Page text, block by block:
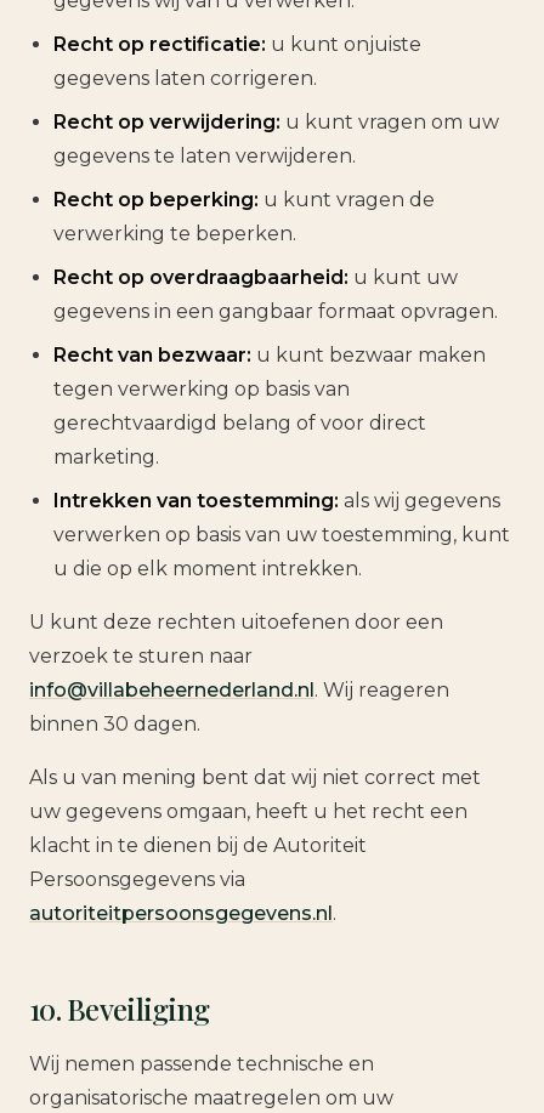
Recht op rectificatie: u kunt onjuiste
gegevens laten corrigeren.
Recht op verwijdering: u kunt vragen om uw
gegevens te laten verwijderen.
Recht op beperking: u kunt vragen de
verwerking te beperken.
Recht op overdraagbaarheid: u kunt uw
gegevens in een gangbaar formaat opvragen.
Recht van bezwaar: u kunt bezwaar maken
tegen verwerking op basis van
gerechtvaardigd belang of voor direct
marketing.
Intrekken van toestemming: als wij gegevens
verwerken op basis van uw toestemming, kunt
u die op elk moment intrekken.
U kunt deze rechten uitoefenen door een
verzoek te sturen naar
info@villabeheernederland.nl. Wij reageren
binnen 30 dagen.
Als u van mening bent dat wij niet correct met
uw gegevens omgaan, heeft u het recht een
klacht in te dienen bij de Autoriteit
Persoonsgegevens via
autoriteitpersoonsgegevens.nl.
10. Beveiliging
Wij nemen passende technische en
organisatorische maatregelen om uw